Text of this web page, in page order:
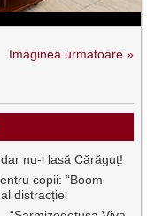
Imaginea urmatoare »
nu-i lasă Cărăguț!
copii: “Boom
distracției